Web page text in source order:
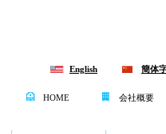
English 簡体
HOME 会社概要